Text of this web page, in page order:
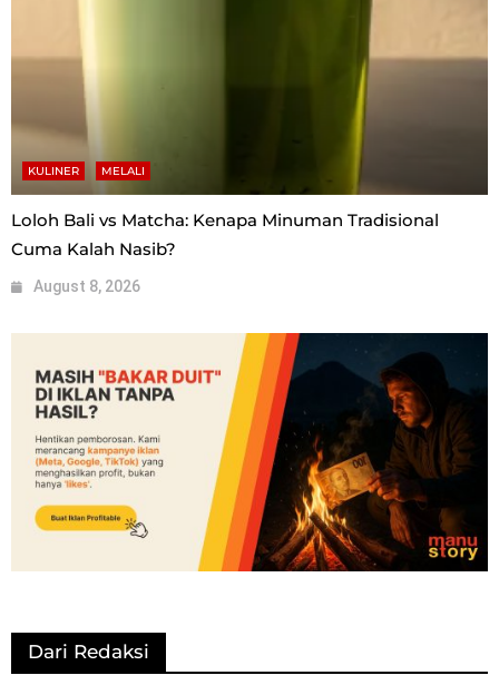
KULINER MELALI
Loloh Bali vs Matcha: Kenapa Minuman Tradisional
Cuma Kalah Nasib?
August 8, 2026
Dari Redaksi